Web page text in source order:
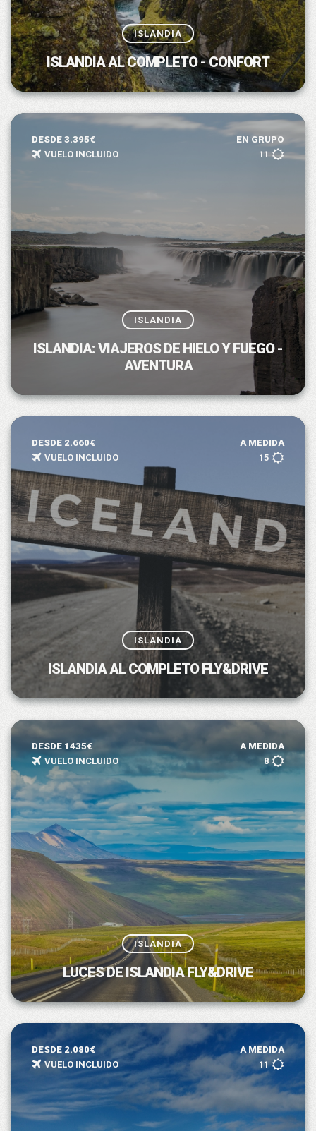
ISLANDIA
ISLANDIA AL COMPLETO - CONFORT
DESDE 3.395€
EN GRUPO
VUELO INCLUIDO
11
ISLANDIA
ISLANDIA: VIAJEROS DE HIELO Y FUEGO -
AVENTURA
DESDE 2.660€
A MEDIDA
VUELO INCLUIDO
15
ISLANDIA
ISLANDIA AL COMPLETO FLY&DRIVE
DESDE 1435€
A MEDIDA
VUELO INCLUIDO
8
ISLANDIA
LUCES DE ISLANDIA FLY&DRIVE
DESDE 2.080€
A MEDIDA
VUELO INCLUIDO
11